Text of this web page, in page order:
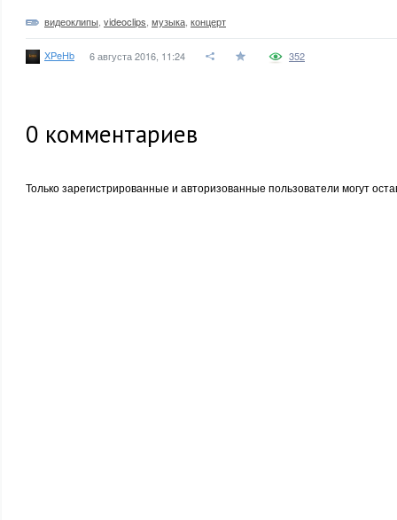
видеоклипы videoclips музыка концерт
XPeHb 6 августа 2016, 11:24 352
0 комментариев
Только зарегистрированные и авторизованные пользователи могут